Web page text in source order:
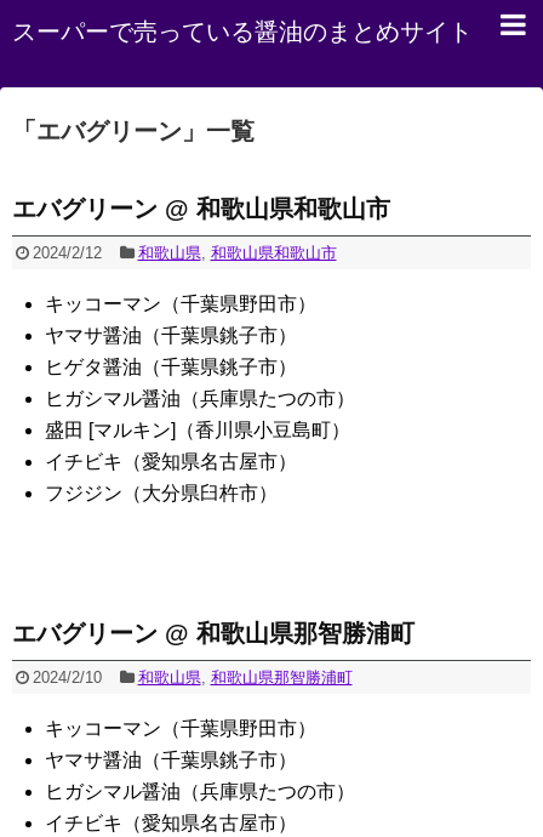
スーパーで売っている醤油のまとめサイト
「 エバグリーン 」 一覧
エバグリーン @ 和歌山県和歌山市
2024/2/12 和歌山県, 和歌山県和歌山市
キッコーマン（千葉県野田市）
ヤマサ醤油（千葉県銚子市）
ヒゲタ醤油（千葉県銚子市）
ヒガシマル醤油（兵庫県たつの市）
盛田 [マルキン]（香川県小豆島町）
イチビキ（愛知県名古屋市）
フジジン（大分県臼杵市）
エバグリーン @ 和歌山県那智勝浦町
2024/2/10 和歌山県, 和歌山県那智勝浦町
キッコーマン（千葉県野田市）
ヤマサ醤油（千葉県銚子市）
ヒガシマル醤油（兵庫県たつの市）
イチビキ（愛知県名古屋市）